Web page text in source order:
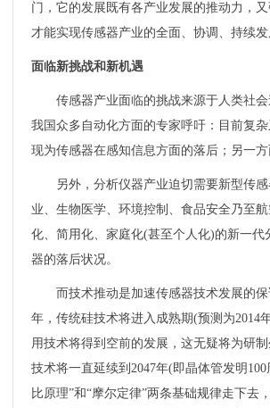
门，它的发展既有各产业发展的推动力，
才能实现传感器产业的全面、协调、持续发
面临新挑战和新机遇
传感器产业面临的挑战来源于人类社
我国众多自动化方面的专家呼吁：目前复
现为传感器在感知信息方面的落后；另一
另外，分析仪器产业迫切需要新型传
业、生物医学、环境控制、食品安全乃至
化、简用化、家庭化(甚至个人化)的新一
器的落后状况。
而技术推动是加速传感器技术发展的
年，传统硅技术将进入成熟期(预测为2014
用技术将得到空前的发展，这无疑将为研
技术将一直延续到2047年(即晶体管发明
比原理”和“摩尔定律”两条基础规律走下